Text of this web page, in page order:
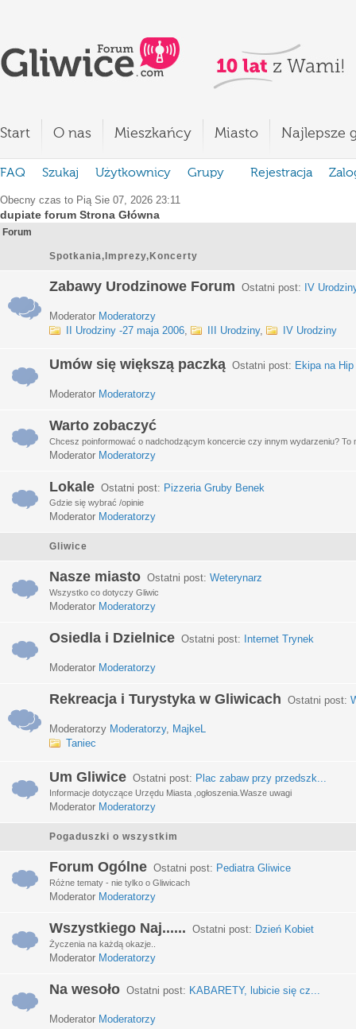
Start O nas Mieszkańcy Miasto Najlepsze
FAQ Szukaj Użytkownicy Grupy Rejestracja
Obecny czas to Pią Sie 07, 2026 23:11
dupiate forum Strona Główna
Forum
Spotkania,Imprezy,Koncerty
Zabawy Urodzinowe Forum Ostatni post: IV
Moderator Moderatorzy
II Urodziny -27 maja 2006, III Urodziny, IV Urodziny
Umów się większą paczką Ostatni post: Ekipa na
Moderator Moderatorzy
Warto zobaczyć
Chcesz poinformować o nadchodzącym koncercie czy innym wydarzeniu? To
Moderator Moderatorzy
Lokale Ostatni post: Pizzeria Gruby Benek
Gdzie się wybrać /opinie
Moderator Moderatorzy
Gliwice
Nasze miasto Ostatni post: Weterynarz
Wszystko co dotyczy Gliwic
Moderator Moderatorzy
Osiedla i Dzielnice Ostatni post: Internet Trynek
Moderator Moderatorzy
Rekreacja i Turystyka w Gliwicach Ostatni post:
Moderatorzy Moderatorzy, MajkeL
Taniec
Um Gliwice Ostatni post: Plac zabaw przy przedszk...
Informacje dotyczące Urzędu Miasta ,ogłoszenia.Wasze uwagi
Moderator Moderatorzy
Pogaduszki o wszystkim
Forum Ogólne Ostatni post: Pediatra Gliwice
Różne tematy - nie tylko o Gliwicach
Moderator Moderatorzy
Wszystkiego Naj...... Ostatni post: Dzień Kobiet
Życzenia na każdą okazje..
Moderator Moderatorzy
Na wesoło Ostatni post: KABARETY, lubicie się cz...
Moderator Moderatorzy